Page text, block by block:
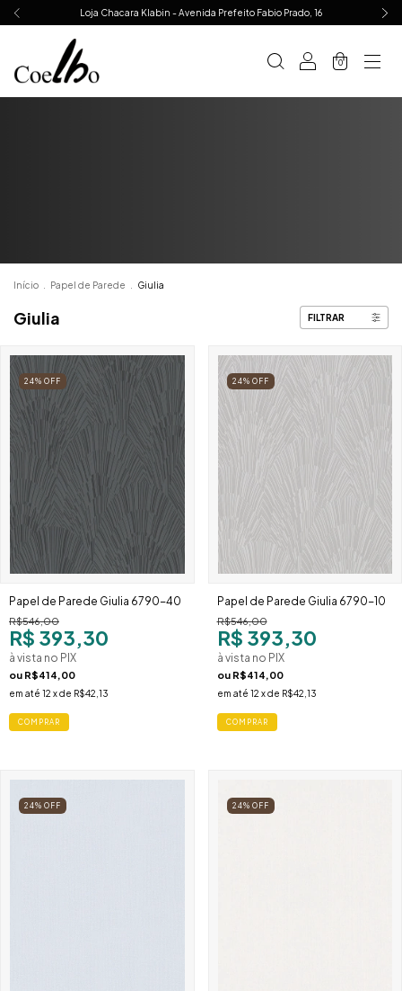
Loja Chacara Klabin - Avenida Prefeito Fabio Prado, 16
0
Início Papel de Parede Giulia
Giulia FILTRAR
24% OFF
Papel de Parede Giulia 6790-40
R$546,00
R$ 393,30
à vista no PIX
ou R$414,00
em até 12 x de R$42,13
24% OFF
Papel de Parede Giulia 6790-10
R$546,00
R$ 393,30
à vista no PIX
ou R$414,00
em até 12 x de R$42,13
24% OFF 24% OFF